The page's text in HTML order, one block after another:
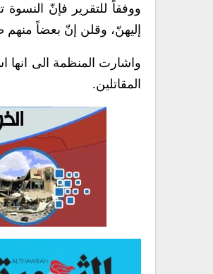
ووفقاً للتقرير فإنّ النسوة
إليهنّ، وقلن إنّ بعضاً منهم
المقاتلين.